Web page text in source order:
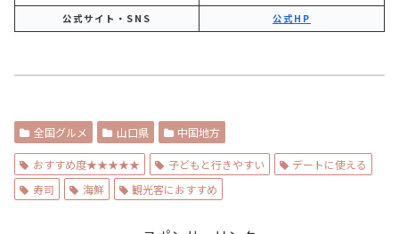
公式サイト・SNS
公式HP
全国グルメ 山口県 中国地方
おすすめ度★★★★★ 子どもと行きやすい
デートに使える
寿司
海鮮 観光客におすすめ